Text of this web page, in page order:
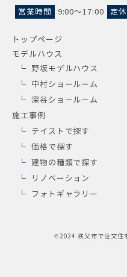
営業時間
9:00～17:00 定
トップページ
モデルハウス
野坂モデルハウス
中村ショールーム
深谷ショールーム
施工事例
テイストで探す
価格で探す
建物の種類で探す
リノベーション
フォトギャラリー
©2024秩父市で注文住